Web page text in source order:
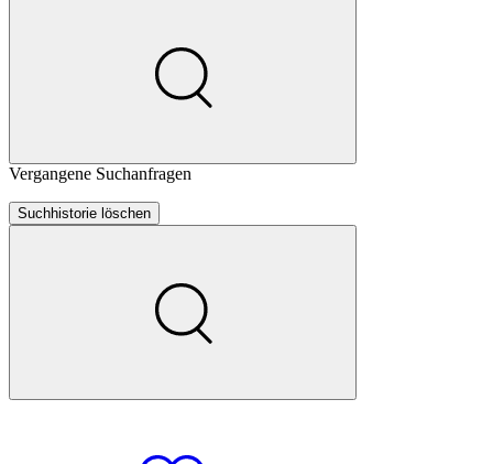
Vergangene Suchanfragen
Suchhistorie löschen